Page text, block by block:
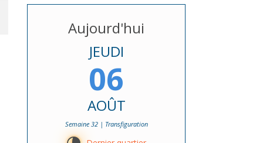
Aujourd'hui
JEUDI
06
AOÛT
Semaine 32 | Transfiguration